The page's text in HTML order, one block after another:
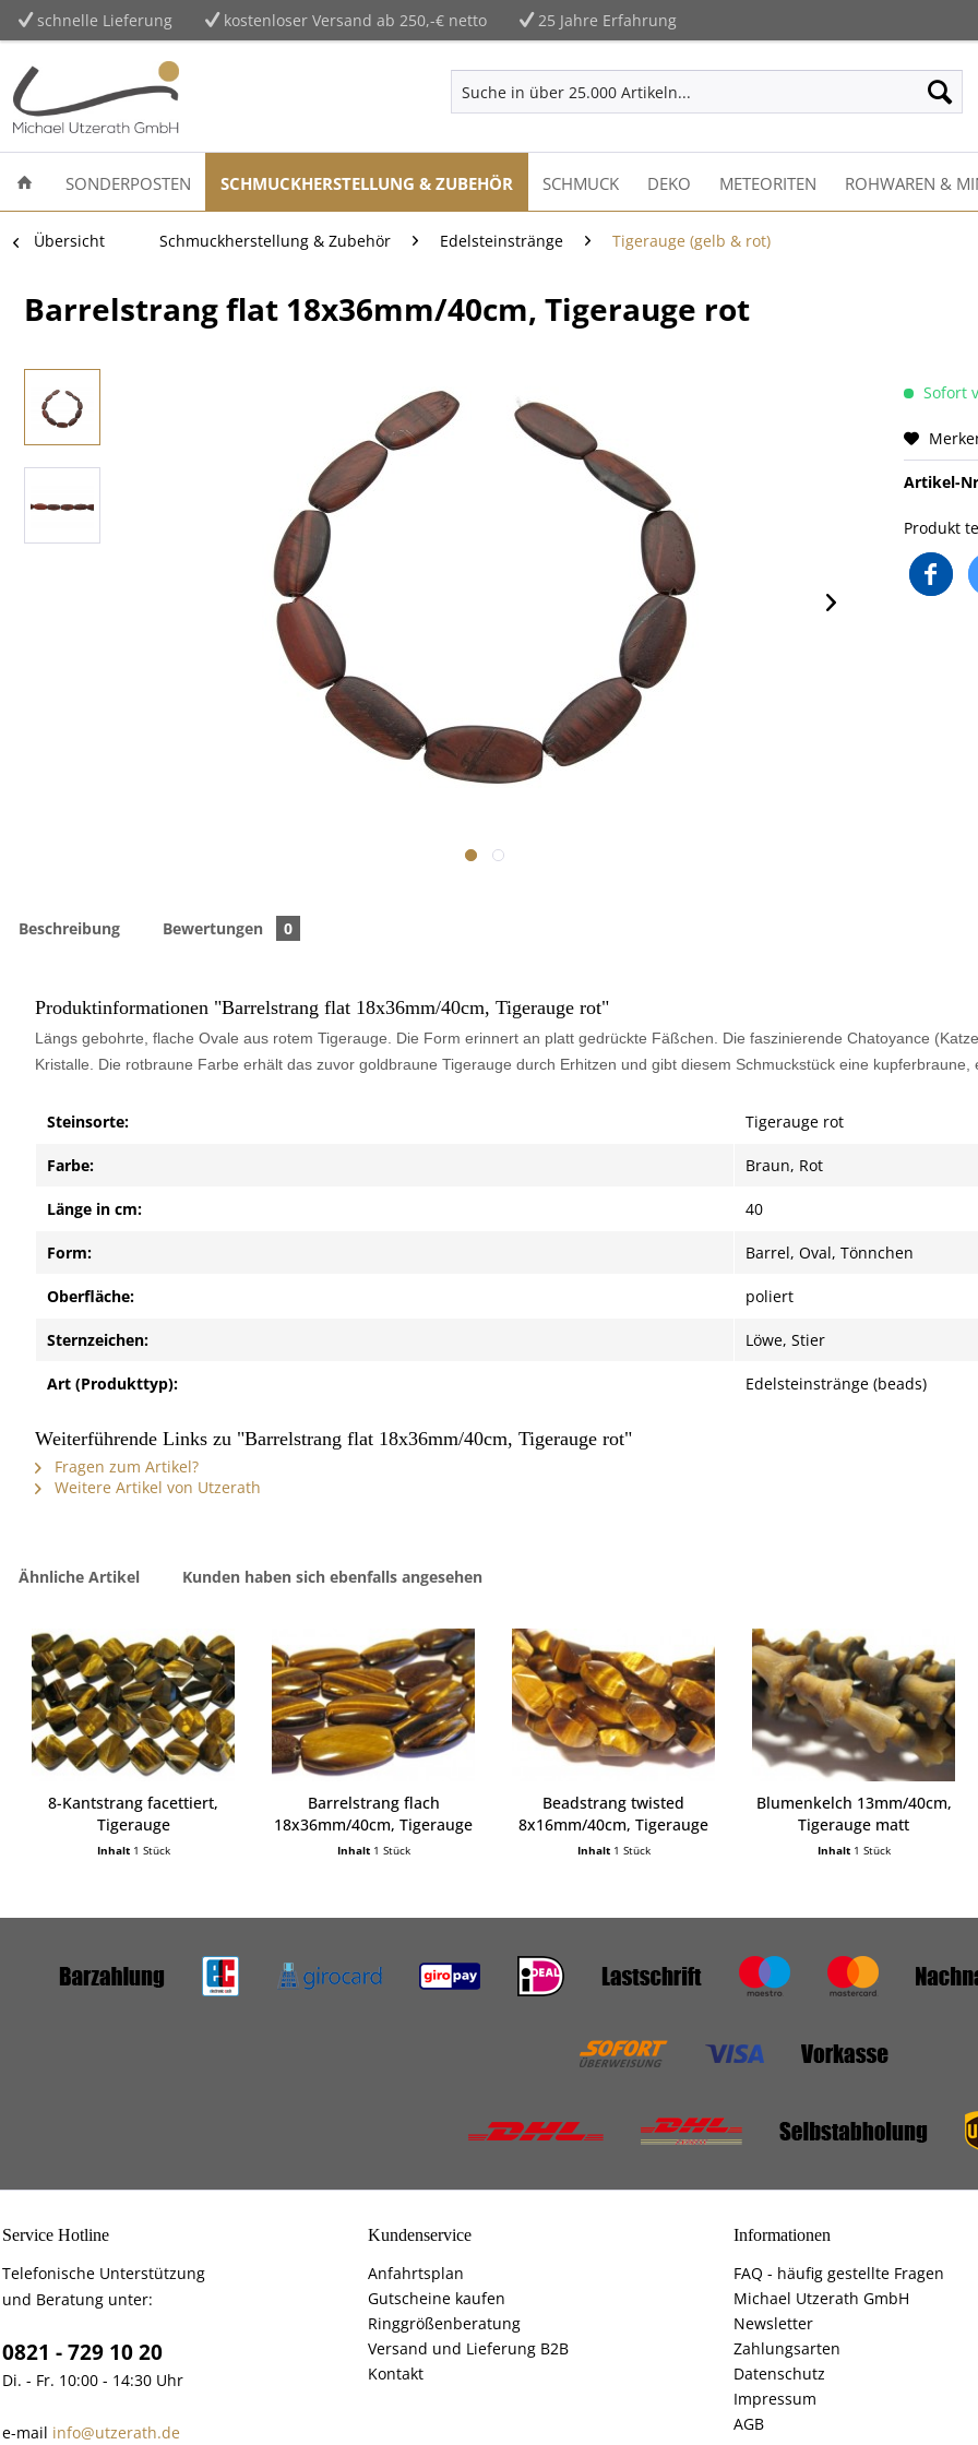
schnelle Lieferung kostenloser Versand ab 250,-€ netto 25 Jahre Erfahrung
SONDERPOSTEN SCHMUCKHERSTELLUNG & ZUBEHÖR SCHMUCK DEKO METEORITEN ROHWAREN &
Übersicht Schmuckherstellung & Zubehör Edelsteinstränge Tigerauge (gelb & rot)
Barrelstrang flat 18x36mm/40cm, Tigerauge rot
Sofort
Artikel-
Produkt
Beschreibung Bewertungen 0
Produktinformationen "Barrelstrang flat 18x36mm/40cm, Tigerauge rot"
Längs gebohrte, flache Ovale aus rotem Tigerauge. Die Form erinnert an platt gedrückte Fäßchen. Die faszinierende Chatoyance
Kristalle. Die rotbraune Farbe erhält das zuvor goldbraune Tigerauge durch Erhitzen und gibt diesem Schmuckstück eine kupferbraune,
Steinsorte: Tigerauge rot
Farbe: Braun, Rot
Länge in cm: 40
Form: Barrel, Oval, Tönnchen
Oberfläche: poliert
Sternzeichen: Löwe, Stier
Art (Produkttyp): Edelsteinstränge (beads)
Weiterführende Links zu "Barrelstrang flat 18x36mm/40cm, Tigerauge rot"
Fragen zum Artikel?
Weitere Artikel von Utzerath
Ähnliche Artikel Kunden haben sich ebenfalls angesehen
8-Kantstrang facettiert,
Tigerauge
Inhalt 1 Stück
Barrelstrang flach
18x36mm/40cm, Tigerauge
Inhalt 1 Stück
Beadstrang twisted
8x16mm/40cm, Tigerauge
Inhalt 1 Stück
Blumenkelch 13mm/40cm,
Tigerauge matt
Inhalt 1 Stück
Service Hotline
Telefonische Unterstützung
und Beratung unter:
0821 - 729 10 20
Di. - Fr. 10:00 - 14:30 Uhr
e-mail info@utzerath.de
Kundenservice
Anfahrtsplan
Gutscheine kaufen
Ringgrößenberatung
Versand und Lieferung B2B
Kontakt
Informationen
FAQ - häufig gestellte Fragen
Michael Utzerath GmbH
Newsletter
Zahlungsarten
Datenschutz
Impressum
AGB